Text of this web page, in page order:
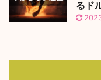
るド